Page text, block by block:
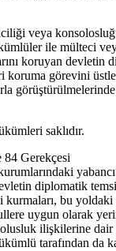
veya
ile mülteci
koruyan devletin
koruma görevini
saklıdır.
Gerekçesi
diplomatik
bu yoldaki
uygun olarak
ilişkilerine dair
tarafından da